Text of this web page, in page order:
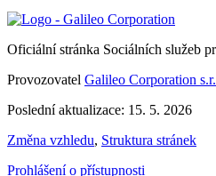
Oficiální stránka Sociálních služeb
Provozovatel Galileo Corporation
Poslední aktualizace: 15. 5. 2026
Změna vzhledu, Struktura stránek
Prohlášení o přístupnosti